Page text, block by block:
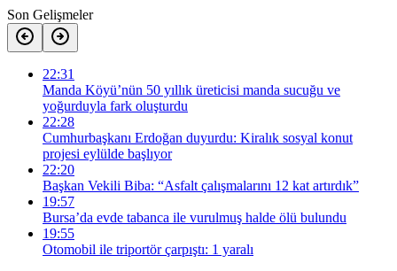
Son Gelişmeler
22:31
Manda Köyü’nün 50 yıllık üreticisi manda sucuğu ve
yoğurduyla fark oluşturdu
22:28
Cumhurbaşkanı Erdoğan duyurdu: Kiralık sosyal konut
projesi eylülde başlıyor
22:20
Başkan Vekili Biba: “Asfalt çalışmalarını 12 kat artırdık”
19:57
Bursa’da evde tabanca ile vurulmuş halde ölü bulundu
19:55
Otomobil ile triportör çarpıştı: 1 yaralı